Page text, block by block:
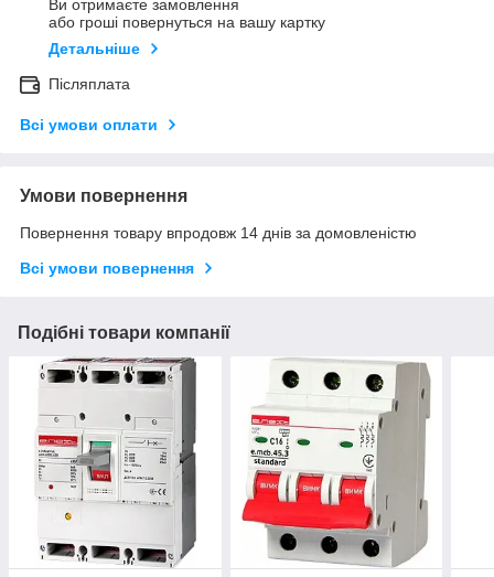
Ви отримаєте замовлення
або гроші повернуться на вашу картку
Детальніше
Післяплата
Всі умови оплати
Умови повернення
Повернення товару впродовж 14 днів за домовленістю
Всі умови повернення
Подібні товари компанії